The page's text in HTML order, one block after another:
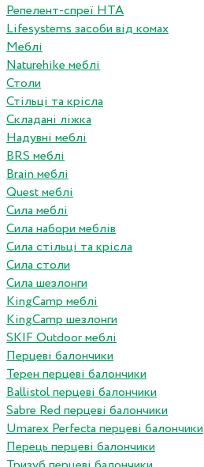
Репелент-спреї HTA
Lifesystems засоби від комах
Меблі
Naturehike меблі
Столи
Стільці та крісла
Складані ліжка
Надувні меблі
BRS меблі
Brain меблі
Quest меблі
Сила меблі
Сила набори меблів
Сила стільці та крісла
Сила столи
Сила шезлонги
KingCamp меблі
KingCamp шезлонги
SKIF Outdoor меблі
Перцеві балончики
Терен перцеві балончики
Ballistol перцеві балончики
Sabre Red перцеві балончики
Umarex Perfecta перцеві балончики
Перець перцеві балончики